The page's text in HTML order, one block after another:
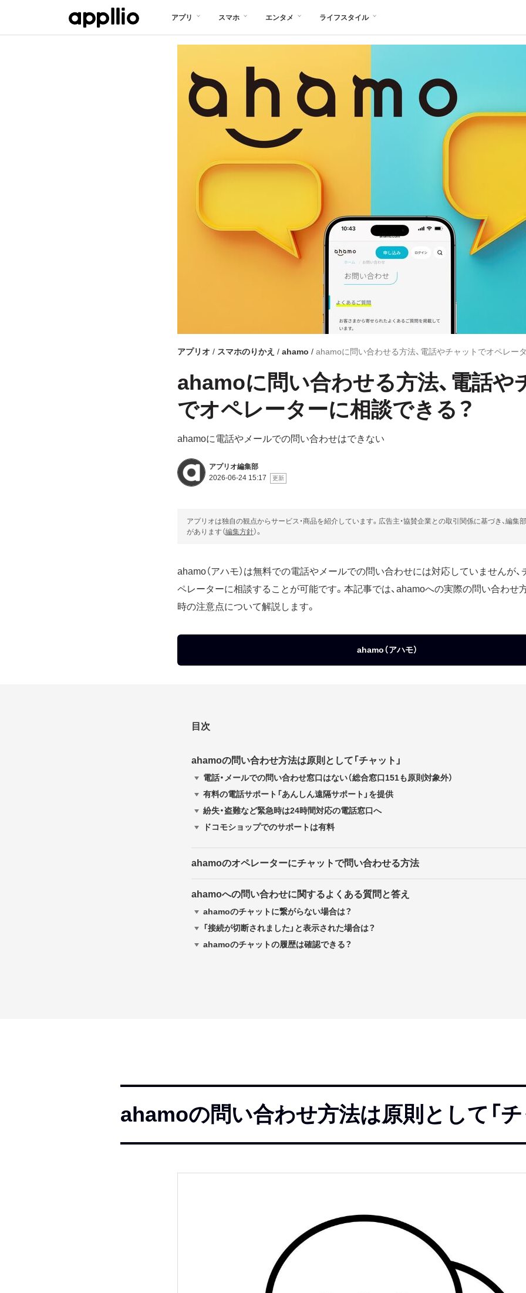
アプリ スマホ エンタメ ライフスタイル
アプリオ スマホのりかえ ahamo ahamoに問い合わせる方法、電話やチャットでオペレー
ahamoに問い合わせる方法、電話や
でオペレーターに相談できる？
ahamoに電話やメールでの問い合わせはできない
アプリオ編集部
2026-06-24 15:17
アプリオは独自の観点からサービス・商品を紹介しています。広告主・協賛企業との取引関係に基づき、編集
があります（編集方針）。
ahamo（アハモ）は無料での電話やメールでの問い合わせには対応していませんが
ペレーターに相談することが可能です。本記事では、ahamoへの実際の問い合わせ
時の注意点について解説します。
ahamo（アハモ）
目次
ahamoの問い合わせ方法は原則として「チャット」
電話・メールでの問い合わせ窓口はない（総合窓口151も原則対象外）
有料の電話サポート「あんしん遠隔サポート」を提供
紛失・盗難など緊急時は24時間対応の電話窓口へ
ドコモショップでのサポートは有料
ahamoのオペレーターにチャットで問い合わせる方法
ahamoへの問い合わせに関するよくある質問と答え
ahamoのチャットに繋がらない場合は？
「接続が切断されました」と表示された場合は？
ahamoのチャットの履歴は確認できる？
ahamoの問い合わせ方法は原則として「チ